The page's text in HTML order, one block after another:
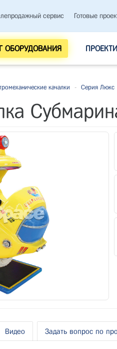
сервис Готовые
ОБОРУДОВАНИЯ
качалки - Серия Люкс
Видео Задать вопрос по